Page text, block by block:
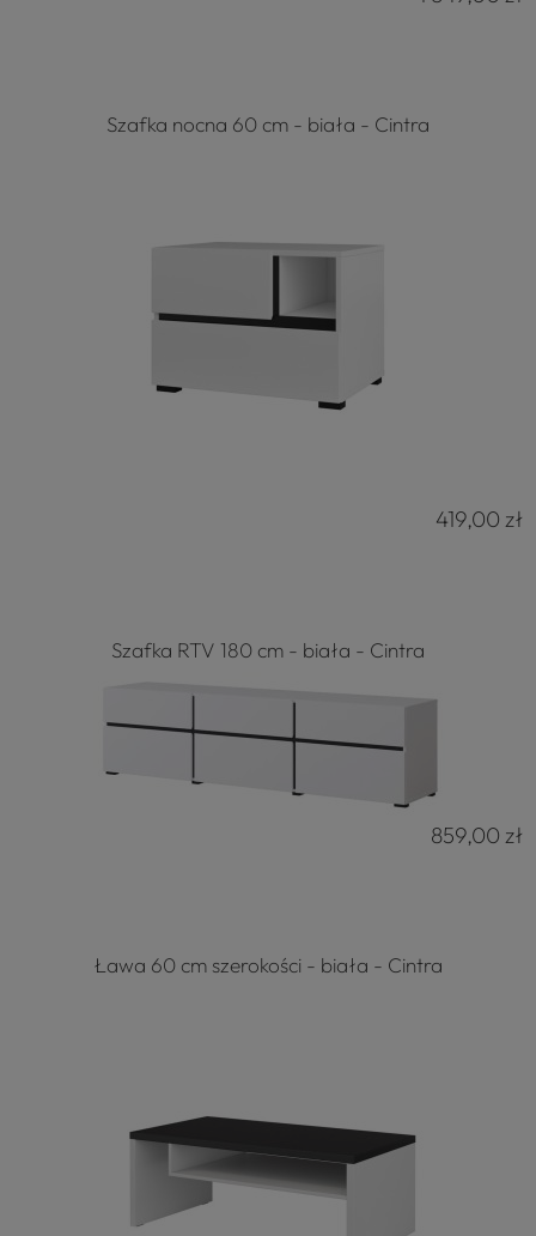
Szafka nocna 60 cm - biała - Cintra
419,00 zł
Szafka RTV 180 cm - biała - Cintra
859,00 zł
Ława 60 cm szerokości - biała - Cintra